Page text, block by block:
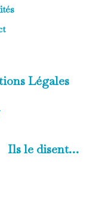
Légales
Ils le disent…